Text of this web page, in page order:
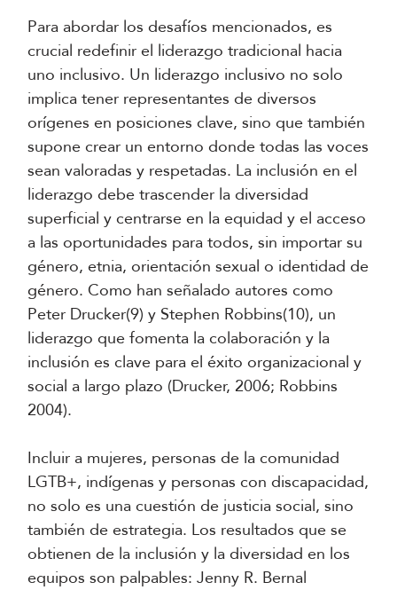
Para abordar los desafíos mencionados, es
crucial redefinir el liderazgo tradicional hacia
uno inclusivo. Un liderazgo inclusivo no solo
implica tener representantes de diversos
orígenes en posiciones clave, sino que también
supone crear un entorno donde todas las voces
sean valoradas y respetadas. La inclusión en el
liderazgo debe trascender la diversidad
superficial y centrarse en la equidad y el acceso
a las oportunidades para todos, sin importar su
género, etnia, orientación sexual o identidad de
género. Como han señalado autores como
Peter Drucker(9) y Stephen Robbins(10), un
liderazgo que fomenta la colaboración y la
inclusión es clave para el éxito organizacional y
social a largo plazo (Drucker, 2006; Robbins
2004).
Incluir a mujeres, personas de la comunidad
LGTB+, indígenas y personas con discapacidad,
no solo es una cuestión de justicia social, sino
también de estrategia. Los resultados que se
obtienen de la inclusión y la diversidad en los
equipos son palpables: Jenny R. Bernal